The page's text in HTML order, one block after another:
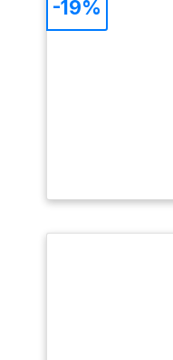
-19%